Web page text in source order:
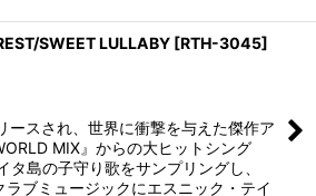
SWEET LULLABY [RTH-3045]
ースされ、世界に衝撃を与えた傑作ア
MIX』からの大ヒットシング
タ島の子守り歌をサンプリングし、
ラブミュージックにエスニック・テイ